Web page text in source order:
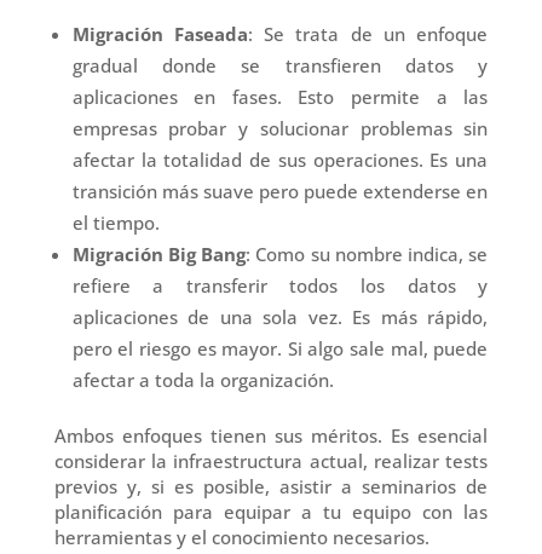
Migración Faseada: Se trata de un enfoque
gradual donde se transfieren datos y
aplicaciones en fases. Esto permite a las
empresas probar y solucionar problemas sin
afectar la totalidad de sus operaciones. Es una
transición más suave pero puede extenderse en
el tiempo.
Migración Big Bang: Como su nombre indica, se
refiere a transferir todos los datos y
aplicaciones de una sola vez. Es más rápido,
pero el riesgo es mayor. Si algo sale mal, puede
afectar a toda la organización.
Ambos enfoques tienen sus méritos. Es esencial
considerar la infraestructura actual, realizar tests
previos y, si es posible, asistir a seminarios de
planificación para equipar a tu equipo con las
herramientas y el conocimiento necesarios.